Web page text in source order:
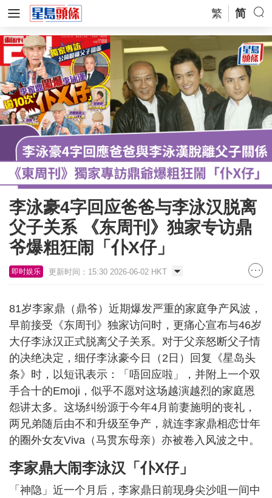
繁 简
李泳豪4字回应爸爸与李泳汉脱离
父子关系 《东周刊》独家专访鼎
爷爆粗狂闹「仆X仔」
即时娱乐 更新时间：15:30 2026-06-02 HKT
81岁李家鼎（鼎爷）近期爆发严重的家庭争产风波，
早前接受《东周刊》独家访问时，更痛心宣布与46岁
大仔李泳汉正式脱离父子关系。对于父亲怒断父子情
的决绝决定，细仔李泳豪今日（2日）回复《星岛头
条》时，以短讯表示：「唔回应啦」，并附上一个双
手合十的Emoji，似乎不愿对这场越演越烈的家庭恩
怨讲太多。这场纠纷源于今年4月前妻施明的丧礼，
两兄弟随后由不和升级至争产，就连李家鼎相恋廿年
的圈外女友Viva（马贯东母亲）亦被卷入风波之中。
李家鼎大闹李泳汉「仆X仔」
「神隐」近一个月后，李家鼎日前现身尖沙咀一间中